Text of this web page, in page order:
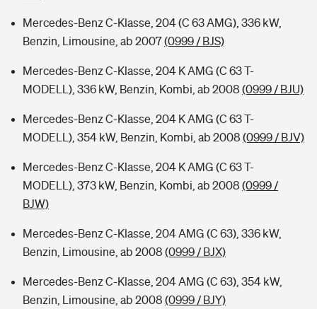
Mercedes-Benz C-Klasse, 204 (C 63 AMG), 336 kW,
Benzin, Limousine, ab 2007(0999 / BJS)
Mercedes-Benz C-Klasse, 204 K AMG (C 63 T-
MODELL), 336 kW, Benzin, Kombi, ab 2008 (0999 / BJU)
Mercedes-Benz C-Klasse, 204 K AMG (C 63 T-
MODELL), 354 kW, Benzin, Kombi, ab 2008 (0999 / BJV)
Mercedes-Benz C-Klasse, 204 K AMG (C 63 T-
MODELL), 373 kW, Benzin, Kombi, ab 2008 (0999 /
BJW)
Mercedes-Benz C-Klasse, 204 AMG (C 63), 336 kW,
Benzin, Limousine, ab 2008 (0999 / BJX)
Mercedes-Benz C-Klasse, 204 AMG (C 63), 354 kW,
Benzin, Limousine, ab 2008 (0999 / BJY)